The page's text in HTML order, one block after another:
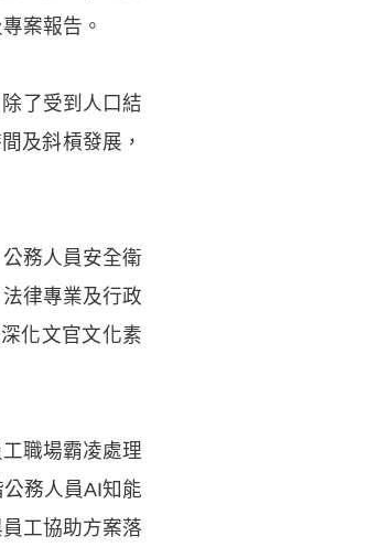
案報告。
了受到人口結
及斜槓發展，
務人員安全衛
律專業及行政
化文官文化素
職場霸凌處理
務人員AI知能
工協助方案落